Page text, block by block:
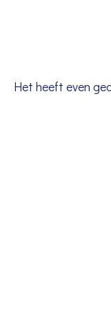
Het heeft even